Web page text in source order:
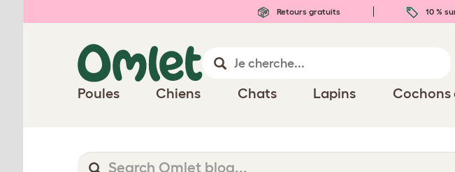
Retours gratuits 10 %
Poules Chiens Chats Lapins Cochons